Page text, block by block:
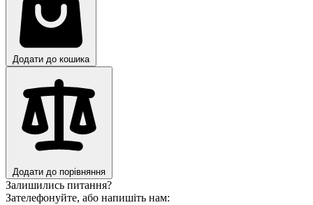
Додати до кошика
Додати до порівняння
Залишились питання?
Зателефонуйте, або напишіть нам: